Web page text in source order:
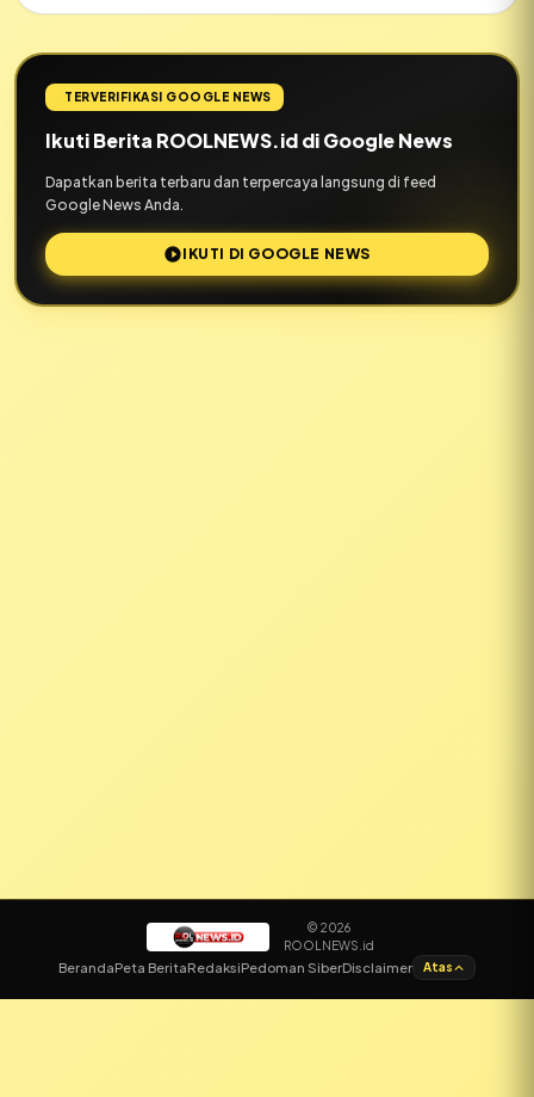
TERVERIFIKASI GOOGLE NEWS
Ikuti Berita ROOLNEWS.id di Google News
Dapatkan berita terbaru dan terpercaya langsung di feed
Google News Anda.
IKUTI DI GOOGLE NEWS
✕
© 2026
ROOLNEWS.id
BerandaPeta BeritaRedaksiPedoman SiberDisclaimer Atas